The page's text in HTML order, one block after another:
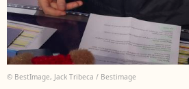
© BestImage, Jack Tribeca / Bestimage